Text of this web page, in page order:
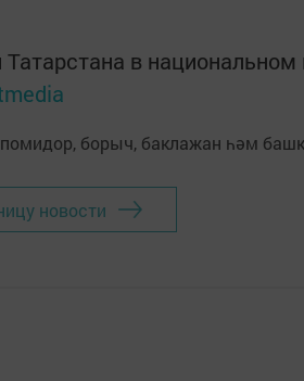
Татарстана в
новости